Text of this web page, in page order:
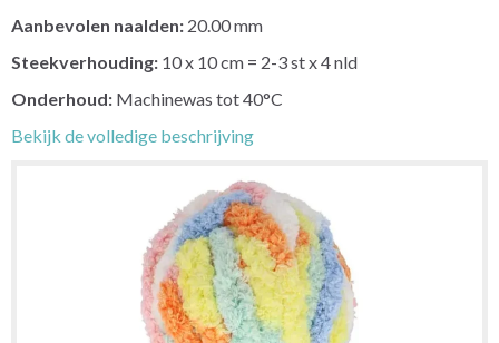
Aanbevolen naalden: 20.00 mm
Steekverhouding: 10 x 10 cm = 2-3 st x 4 nld
Onderhoud: Machinewas tot 40°C
Bekijk de volledige beschrijving